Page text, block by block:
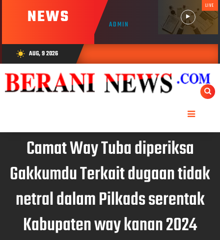
NEWS ADMIN
LIVE
wb_sunny AUG, 9 2026
Camat Way Tuba diperiksa
Gakkumdu Terkait dugaan tidak
netral dalam Pilkads serentak
Kabupaten way kanan 2024